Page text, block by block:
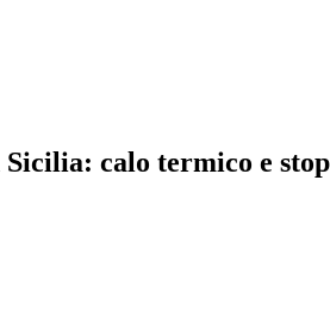
calo termico e